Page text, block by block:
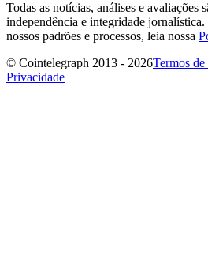
Todas as notícias, análises e avaliações
independência e integridade jornalística.
nossos padrões e processos, leia nossa
© Cointelegraph 2013 - 2026Termos
Privacidade